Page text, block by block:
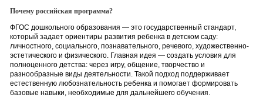
Почему российская программа?
ФГОС дошкольного образования — это государственный стандарт,
который задает ориентиры развития ребенка в детском саду:
личностного, социального, познавательного, речевого, художественно-
эстетического и физического. Главная идея — создать условия для
полноценного детства: через игру, общение, творчество и
разнообразные виды деятельности. Такой подход поддерживает
естественную любознательность ребенка и помогает формировать
базовые навыки, необходимые для дальнейшего обучения.